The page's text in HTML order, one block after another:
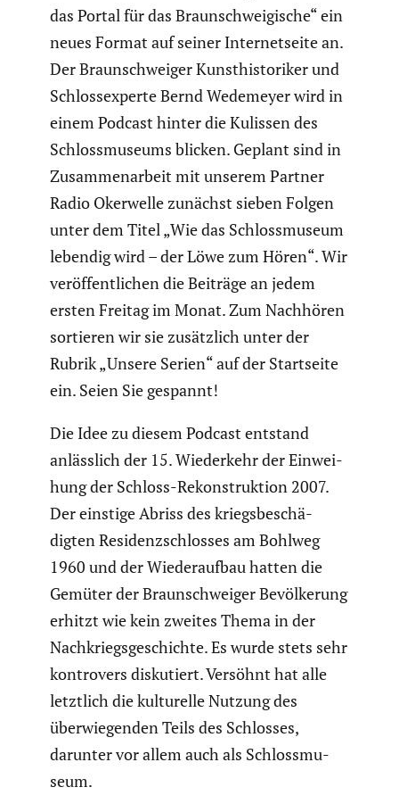
das Portal für das Braun­schwei­gi­sche“ ein
neues Format auf seiner Inter­net­seite an.
Der Braun­schweiger Kunst­his­to­riker und
Schloss­experte Bernd Wedemeyer wird in
einem Podcast hinter die Kulissen des
Schloss­mu­seums blicken. Geplant sind in
Zusam­men­ar­beit mit unserem Partner
Radio Okerwelle zunächst sieben Folgen
unter dem Titel „Wie das Schloss­mu­seum
lebendig wird – der Löwe zum Hören“. Wir
veröf­fent­li­chen die Beiträge an jedem
ersten Freitag im Monat. Zum Nachhören
sortieren wir sie zusätz­lich unter der
Rubrik „Unsere Serien“ auf der Start­seite
ein. Seien Sie gespannt!
Die Idee zu diesem Podcast entstand
anläss­lich der 15. Wieder­kehr der Einwei­
hung der Schloss-Rekon­struk­tion 2007.
Der einstige Abriss des kriegs­be­schä­
digten Residenz­schlosses am Bohlweg
1960 und der Wieder­aufbau hatten die
Gemüter der Braun­schweiger Bevöl­ke­rung
erhitzt wie kein zweites Thema in der
Nachkriegs­ge­schichte. Es wurde stets sehr
kontro­vers disku­tiert. Versöhnt hat alle
letztlich die kultu­relle Nutzung des
überwie­genden Teils des Schlosses,
darunter vor allem auch als Schloss­mu­
seum.